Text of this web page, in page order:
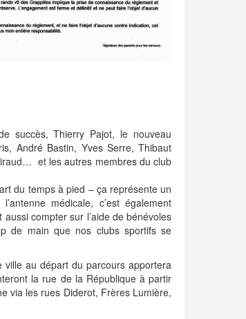
succès, Thierry Pajot, le nouveau
André Bastin, Yves Serre, Thibaut
et les autres membres du club
du temps à pied – ça représente un
médicale, c’est également
compter sur l’aide de bénévoles
de main que nos clubs sportifs se
ville au départ du parcours apportera
la rue de la République à partir
via les rues Diderot, Frères Lumière,